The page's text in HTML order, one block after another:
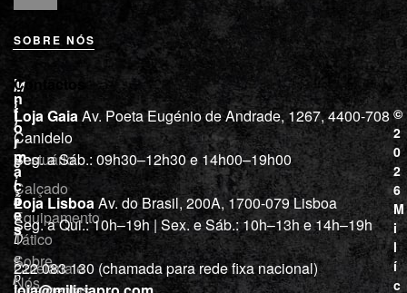
SOBRE NÓS
M
i
l
í
c
i
a
“
D
e
p
L
o
j
a
Vestuário
Calçado
Equipamento
Tático
Cutelaria e
I
n
f
o
r
m
a
ç
õ
e
s
Sobre
Nós
Contactos
Loja GaiaAv. Poeta Eugénio de Andrade, 1267, 4400-708
Canidelo
Seg. a Sáb.: 09h30–12h30 e 14h00–19h00
Loja LisboaAv. do Brasil, 200A, 1700-079 Lisboa
Seg. a Qui.: 10h–19h | Sex. e Sáb.: 10h–13h e 14h–19h
222 083 130 (chamada para rede fixa nacional)
©
2
0
2
6
M
i
l
í
c